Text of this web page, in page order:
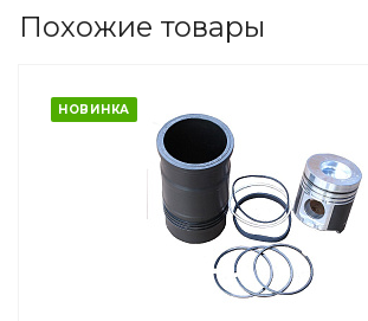
Похожие товары
НОВИНКА